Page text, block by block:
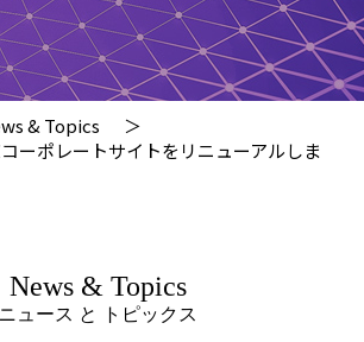
& Topics
ーポレートサイトをリニューアルしま
News & Topics
ニュース と トピックス